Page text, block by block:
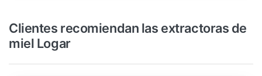
Clientes recomiendan las extractoras de
miel Logar